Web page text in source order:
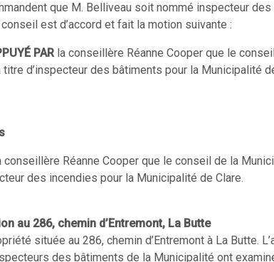
que M. Belliveau soit nommé inspecteur des
est d’accord et fait la motion suivante :
PAR la conseillère Réanne Cooper que le
d’inspecteur des bâtiments pour la Municipalité
conseillère Réanne Cooper que le conseil de la
des incendies pour la Municipalité de Clare.
au 286, chemin d’Entremont, La Butte
située au 286, chemin d’Entremont à La Butte.
des bâtiments de la Municipalité ont